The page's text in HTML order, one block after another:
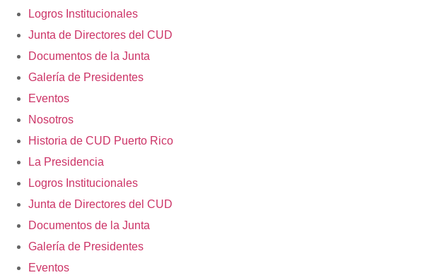
Logros Institucionales
Junta de Directores del CUD
Documentos de la Junta
Galería de Presidentes
Eventos
Nosotros
Historia de CUD Puerto Rico
La Presidencia
Logros Institucionales
Junta de Directores del CUD
Documentos de la Junta
Galería de Presidentes
Eventos